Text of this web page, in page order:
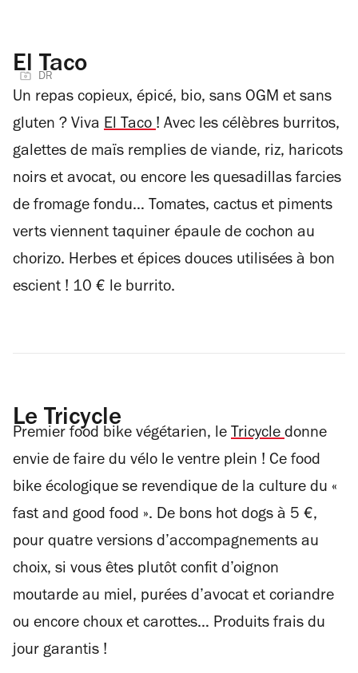
El Taco
DR
Un repas copieux, épicé, bio, sans OGM et sans
gluten ? Viva El Taco! Avec les célèbres burritos,
galettes de maïs remplies de viande, riz, haricots
noirs et avocat, ou encore les quesadillas farcies
de fromage fondu… Tomates, cactus et piments
verts viennent taquiner épaule de cochon au
chorizo. Herbes et épices douces utilisées à bon
escient ! 10 € le burrito.
Le Tricycle
Premier food bike végétarien, le Tricycledonne
envie de faire du vélo le ventre plein ! Ce food
bike écologique se revendique de la culture du «
fast and good food ». De bons hot dogs à 5 €,
pour quatre versions d’accompagnements au
choix, si vous êtes plutôt confit d’oignon
moutarde au miel, purées d’avocat et coriandre
ou encore choux et carottes… Produits frais du
jour garantis !